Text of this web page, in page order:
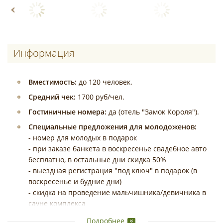
Информация
Вместимость: до 120 человек.
Средний чек: 1700 руб/чел.
Гостиничные номера: да (отель "Замок Короля").
Специальные предложения для молодоженов:
- номер для молодых в подарок
- при заказе банкета в воскресенье свадебное авто
бесплатно, в остальные дни скидка 50%
- выездная регистрация "под ключ" в подарок (в
воскресенье и будние дни)
- скидка на проведение мальчишника/девичника в
сауне комплекса
Подробнее